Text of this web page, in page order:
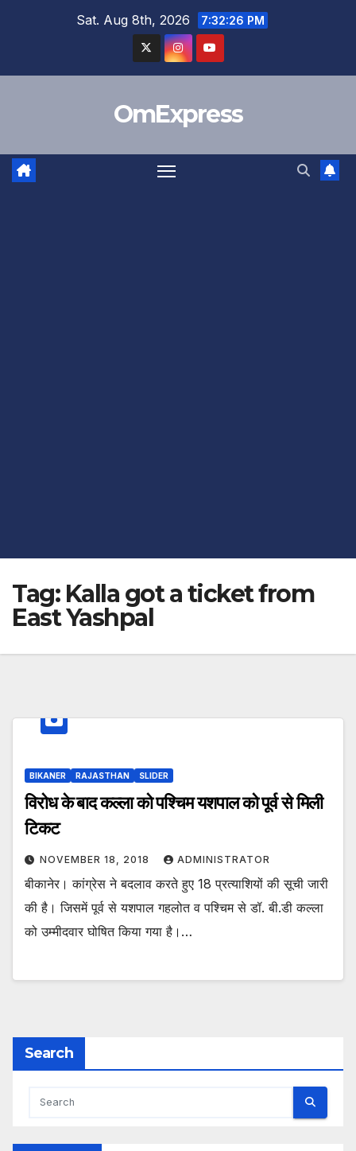
Sat. Aug 8th, 2026 7:32:27 PM
OmExpress
Tag: Kalla got a ticket from
East Yashpal
BIKANER RAJASTHAN SLIDER
विरोध के बाद कल्ला को पश्चिम यशपाल को पूर्व से मिली
टिकट
NOVEMBER 18, 2018 ADMINISTRATOR
बीकानेर। कांग्रेस ने बदलाव करते हुए 18 प्रत्याशियों की सूची जारी
की है। जिसमें पूर्व से यशपाल गहलोत व पश्चिम से डॉ. बी.डी कल्ला
को उम्मीदवार घोषित किया गया है।…
Search